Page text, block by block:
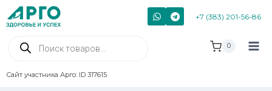
+7 (383) 201-56-86
Сайт участника Арго: ID 317615
0